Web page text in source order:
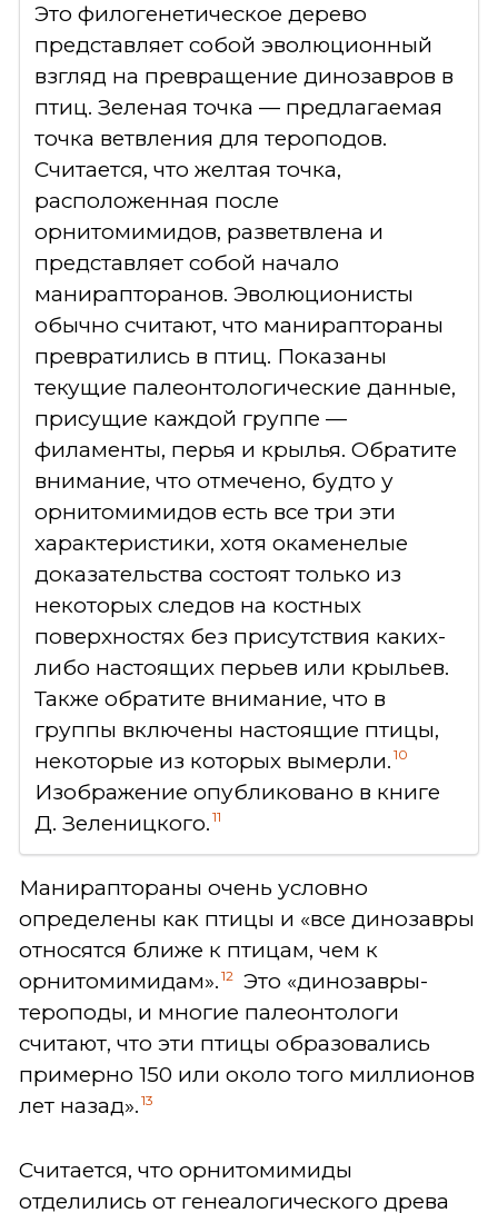
Это филогенетическое дерево
представляет собой эволюционный
взгляд на превращение динозавров в
птиц. Зеленая точка — предлагаемая
точка ветвления для тероподов.
Считается, что желтая точка,
расположенная после
орнитомимидов, разветвлена и
представляет собой начало
манирапторанов. Эволюционисты
обычно считают, что манираптораны
превратились в птиц. Показаны
текущие палеонтологические данные,
присущие каждой группе —
филаменты, перья и крылья. Обратите
внимание, что отмечено, будто у
орнитомимидов есть все три эти
характеристики, хотя окаменелые
доказательства состоят только из
некоторых следов на костных
поверхностях без присутствия каких-
либо настоящих перьев или крыльев.
Также обратите внимание, что в
группы включены настоящие птицы,
некоторые из которых вымерли. 10
Изображение опубликовано в книге
Д. Зеленицкого. 11
Манираптораны очень условно
определены как птицы и «все динозавры
относятся ближе к птицам, чем к
орнитомимидам». 12
Это «динозавры-
тероподы, и многие палеонтологи
считают, что эти птицы образовались
примерно 150 или около того миллионов
лет назад». 13
Считается, что орнитомимиды
отделились от генеалогического древа